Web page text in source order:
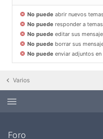
No puede abrir nuevos
No puede responder a
No puede editar sus
No puede borrar sus
No puede enviar adjuntos en
Varios
Foro